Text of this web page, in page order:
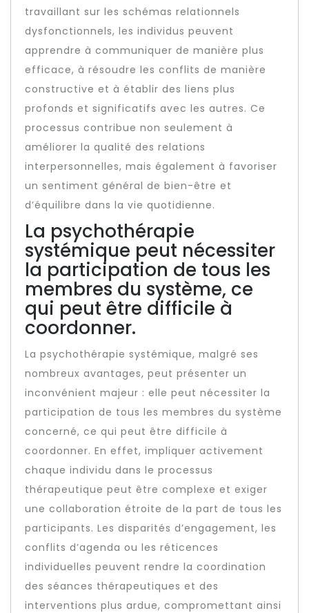
travaillant sur les schémas relationnels
dysfonctionnels, les individus peuvent
apprendre à communiquer de manière plus
efficace, à résoudre les conflits de manière
constructive et à établir des liens plus
profonds et significatifs avec les autres. Ce
processus contribue non seulement à
améliorer la qualité des relations
interpersonnelles, mais également à favoriser
un sentiment général de bien-être et
d’équilibre dans la vie quotidienne.
La psychothérapie
systémique peut nécessiter
la participation de tous les
membres du système, ce
qui peut être difficile à
coordonner.
La psychothérapie systémique, malgré ses
nombreux avantages, peut présenter un
inconvénient majeur : elle peut nécessiter la
participation de tous les membres du système
concerné, ce qui peut être difficile à
coordonner. En effet, impliquer activement
chaque individu dans le processus
thérapeutique peut être complexe et exiger
une collaboration étroite de la part de tous les
participants. Les disparités d’engagement, les
conflits d’agenda ou les réticences
individuelles peuvent rendre la coordination
des séances thérapeutiques et des
interventions plus ardue, compromettant ainsi